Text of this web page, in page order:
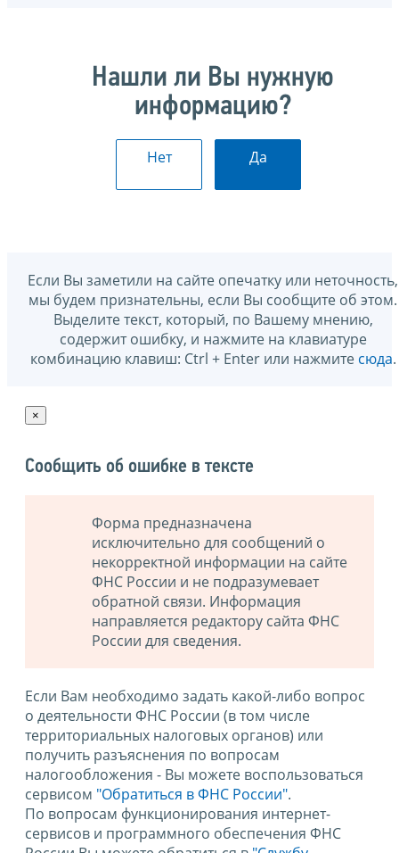
Нашли ли Вы нужную
информацию?
Нет Да
Если Вы заметили на сайте опечатку или неточность,
мы будем признательны, если Вы сообщите об этом.
Выделите текст, который, по Вашему мнению,
содержит ошибку, и нажмите на клавиатуре
комбинацию клавиш: Ctrl + Enter или нажмите сюда.
×
Сообщить об ошибке в тексте
Форма предназначена
исключительно для сообщений о
некорректной информации на сайте
ФНС России и не подразумевает
обратной связи. Информация
направляется редактору сайта ФНС
России для сведения.
Если Вам необходимо задать какой-либо вопрос
о деятельности ФНС России (в том числе
территориальных налоговых органов) или
получить разъяснения по вопросам
налогообложения - Вы можете воспользоваться
сервисом "Обратиться в ФНС России".
По вопросам функционирования интернет-
сервисов и программного обеспечения ФНС